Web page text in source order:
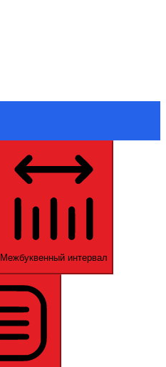
Межбуквенный интервал